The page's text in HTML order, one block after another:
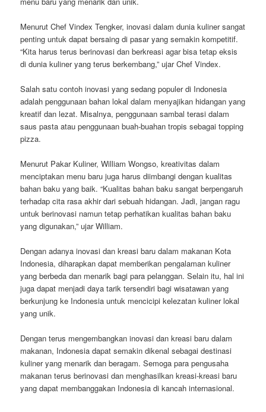
Menurut Chef Vindex Tengker, inovasi dalam dunia kuliner sangat
penting untuk dapat bersaing di pasar yang semakin kompetitif.
“Kita harus terus berinovasi dan berkreasi agar bisa tetap eksis
di dunia kuliner yang terus berkembang,” ujar Chef Vindex.
Salah satu contoh inovasi yang sedang populer di Indonesia
adalah penggunaan bahan lokal dalam menyajikan hidangan yang
kreatif dan lezat. Misalnya, penggunaan sambal terasi dalam
saus pasta atau penggunaan buah-buahan tropis sebagai topping
pizza.
Menurut Pakar Kuliner, William Wongso, kreativitas dalam
menciptakan menu baru juga harus diimbangi dengan kualitas
bahan baku yang baik. “Kualitas bahan baku sangat berpengaruh
terhadap cita rasa akhir dari sebuah hidangan. Jadi, jangan ragu
untuk berinovasi namun tetap perhatikan kualitas bahan baku
yang digunakan,” ujar William.
Dengan adanya inovasi dan kreasi baru dalam makanan Kota
Indonesia, diharapkan dapat memberikan pengalaman kuliner
yang berbeda dan menarik bagi para pelanggan. Selain itu, hal ini
juga dapat menjadi daya tarik tersendiri bagi wisatawan yang
berkunjung ke Indonesia untuk mencicipi kelezatan kuliner lokal
yang unik.
Dengan terus mengembangkan inovasi dan kreasi baru dalam
makanan, Indonesia dapat semakin dikenal sebagai destinasi
kuliner yang menarik dan beragam. Semoga para pengusaha
makanan terus berinovasi dan menghasilkan kreasi-kreasi baru
yang dapat membanggakan Indonesia di kancah internasional.